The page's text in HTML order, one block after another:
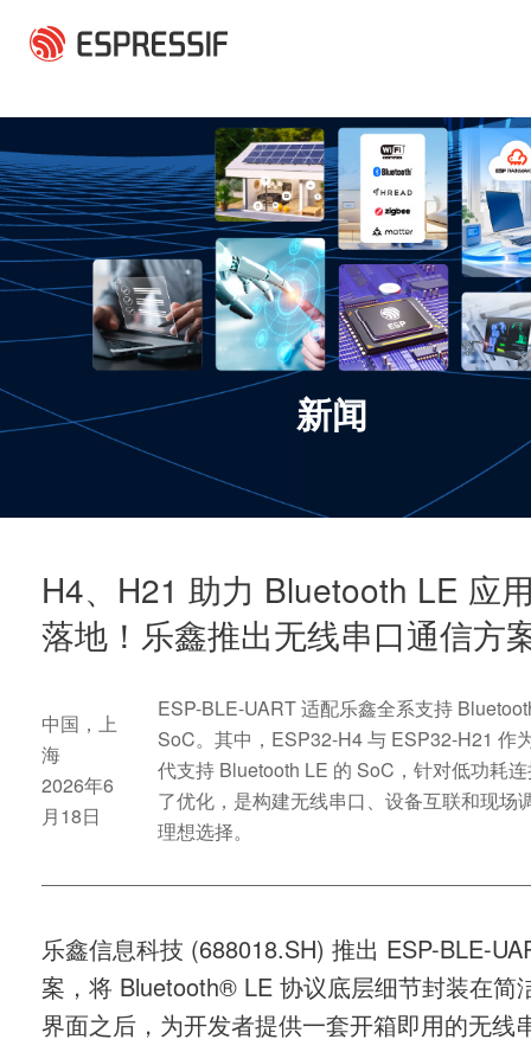
新闻
H4、H21 助力 Bluetooth LE 应
落地！乐鑫推出无线串口通信方
中国，上
海
2026年6
月18日
ESP-BLE-UART 适配乐鑫全系支持
SoC。其中，ESP32-H4 与 ESP32-H21 作
代支持 Bluetooth LE 的 SoC，针对低功耗
了优化，是构建无线串口、设备互联和现场
理想选择。
乐鑫信息科技 (688018.SH) 推出 ESP-BLE-
案，将 Bluetooth® LE 协议底层细节封装在简
界面之后，为开发者提供一套开箱即用的无线